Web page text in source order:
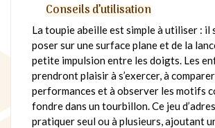
Conseils d’utilisation
La toupie abeille est simple à utiliser : il
poser sur une surface plane et de la
petite impulsion entre les doigts. Les
prendront plaisir à s’exercer, à
performances et à observer les motifs
fondre dans un tourbillon. Ce jeu
pratiquer seul ou à plusieurs, ajoutant